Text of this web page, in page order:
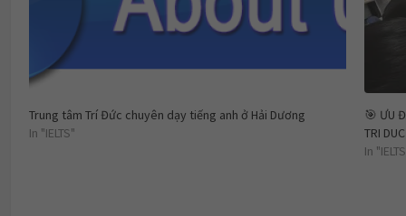
Trung tâm Trí Đức chuyên dạy tiếng anh ở Hải Dương
In "IELTS"
🎯 ƯU
TRI
In